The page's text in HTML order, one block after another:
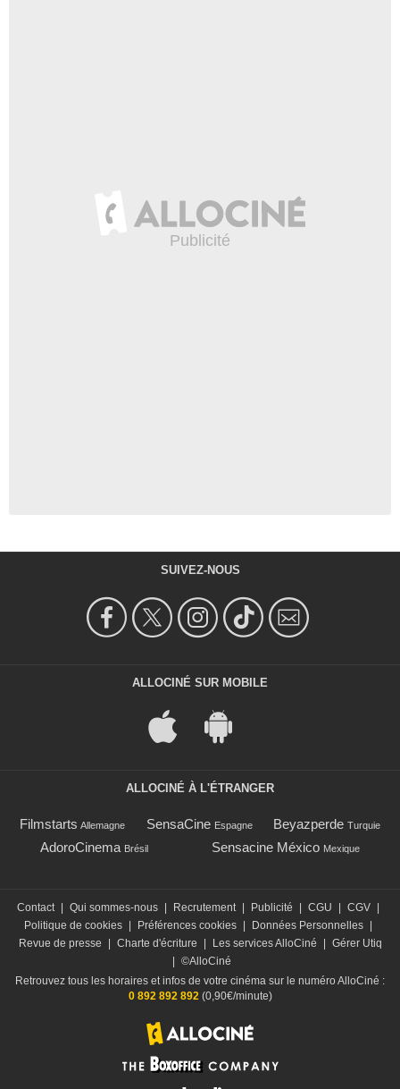
SUIVEZ-NOUS
ALLOCINÉ SUR MOBILE
ALLOCINÉ À L'ÉTRANGER
Filmstarts Allemagne SensaCine Espagne Beyazperde Turquie
AdoroCinema Brésil Sensacine México Mexique
Contact Qui sommes-nous Recrutement Publicité CGU CGV
Politique de cookies
Préférences cookies Données Personnelles
Revue de presse
Charte d'écriture Les services AlloCiné
Gérer Utiq
©AlloCiné
Retrouvez tous les horaires et infos de votre cinéma sur le numéro AlloCiné :
0 892 892 892(0,90€/minute)